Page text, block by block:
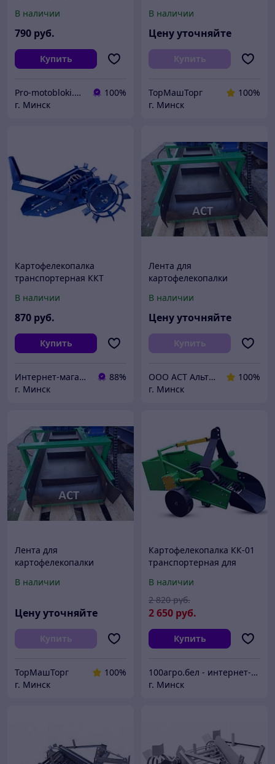
В наличии
790 руб.
Купить
Pro-motobloki.by - садовая, строительная техника и инструмент - ИП Городничев Д.И.
100%
г. Минск
резиновая 250 400 500
600 650 800 1000 1200 мм
картофелекопатель
В наличии
Цену уточняйте
Купить
ТорМашТорг
100%
г. Минск
Картофелекопалка
транспортерная ККТ
В наличии
870 руб.
Купить
Интернет-магазин "Бойкое Место"
88%
г. Минск
Лента для
картофелекопалки
резиновая ЕР ширина
250 400 500 600 650 800
1000 1200 мм
конвейерная
В наличии
Цену уточняйте
Купить
ООО АСТ АльтернативаСервисТорг
100%
г. Минск
Лента для
картофелекопалки
резиновая ЕР ширина
1000 1200 мм
В наличии
Цену уточняйте
Купить
ТорМашТорг
100%
г. Минск
Картофелекопалка КК-01
транспортерная для
В наличии
2 650 руб.
2 820 руб.
Купить
100агро.бел - интернет-магазин
г. Минск